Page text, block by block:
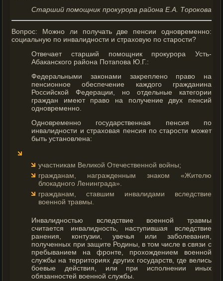
Старший помощник прокурора района Е.А. Торокова
Вопрос: Можно ли получать две пенсии одновременно:
социальную по инвалидности и страховую по старости?
Отвечает старший помощник прокурора Усть-
Абаканского района Потапова Ю.Г.:
Федеральными законами закреплено право на
пенсионное обеспечение каждого гражданина
Российской Федерации, но отдельные категории
граждан имеют право на получение двух пенсий
одновременно.
Одновременно государственная пенсия по
инвалидности и страховая пенсия по старости может
быть установлена:
участникам Великой Отечественной войны;
гражданам, награжденным знаком «Жителю
блокадного Ленинграда».
гражданам, ставшим инвалидами вследствие
военной травмы.
Инвалидностью вследствие военной травмы
считается инвалидность, наступившая вследствие
ранения, контузии, увечья или заболевания,
полученных при защите Родины, в том числе в связи с
пребыванием на фронте, прохождением военной
службы на территориях других государств, где велись
боевые действия, или при исполнении иных
обязанностей военной службы.